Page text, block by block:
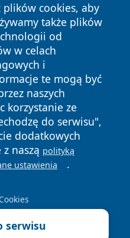
plików cookies, aby
także plików
od
w celach
i
te mogą być
naszych
korzystanie ze
do serwisu",
dodatkowych
naszą polityką
ustawienia .
serwisu
prawa zastrzeżone.
Polityka
Cookies